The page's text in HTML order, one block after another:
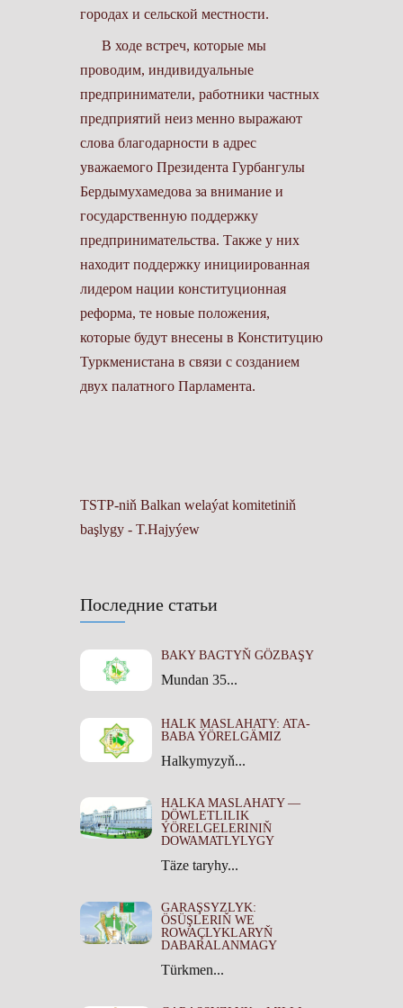
Последние статьи
BAKY BAGTYŇ GÖZBAŞY
Mundan 35...
HALK MASLAHATY: ATA-
BABA ÝÖRELGÄMIZ
Halkymyzyň...
HALKA MASLAHATY —
DÖWLETLILIK
ÝÖRELGELERINIŇ
DOWAMATLYLYGY
Täze taryhy...
GARAŞSYZLYK:
ÖSÜŞLERIŇ WE
ROWAÇLYKLARYŇ
DABARALANMAGY
Türkmen...
городах и сельской местности.
В ходе встреч, которые мы
проводим, индивидуальные
предприниматели, работники частных
предприятий неиз­ менно выражают
слова благодарности в адрес
уважаемого Президента Гурбангулы
Бердымухамедова за внимание и
государ­ственную поддержку
предприниматель­ства. Также у них
находит поддержку инициированная
лидером нации консти­туционная
реформа, те новые положения,
которые будут внесены в Конституцию
Туркменистана в связи с созданием
двух­ палатного Парламента.
TSTP-niň Balkan welaýat komitetiniň
başlygy - T.Hajyýew